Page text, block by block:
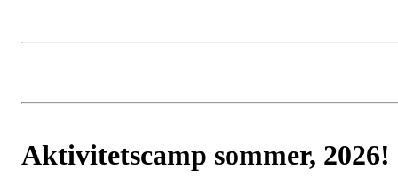
Aktivitetscamp sommer, 2026!